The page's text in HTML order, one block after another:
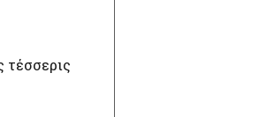
τέσσερις